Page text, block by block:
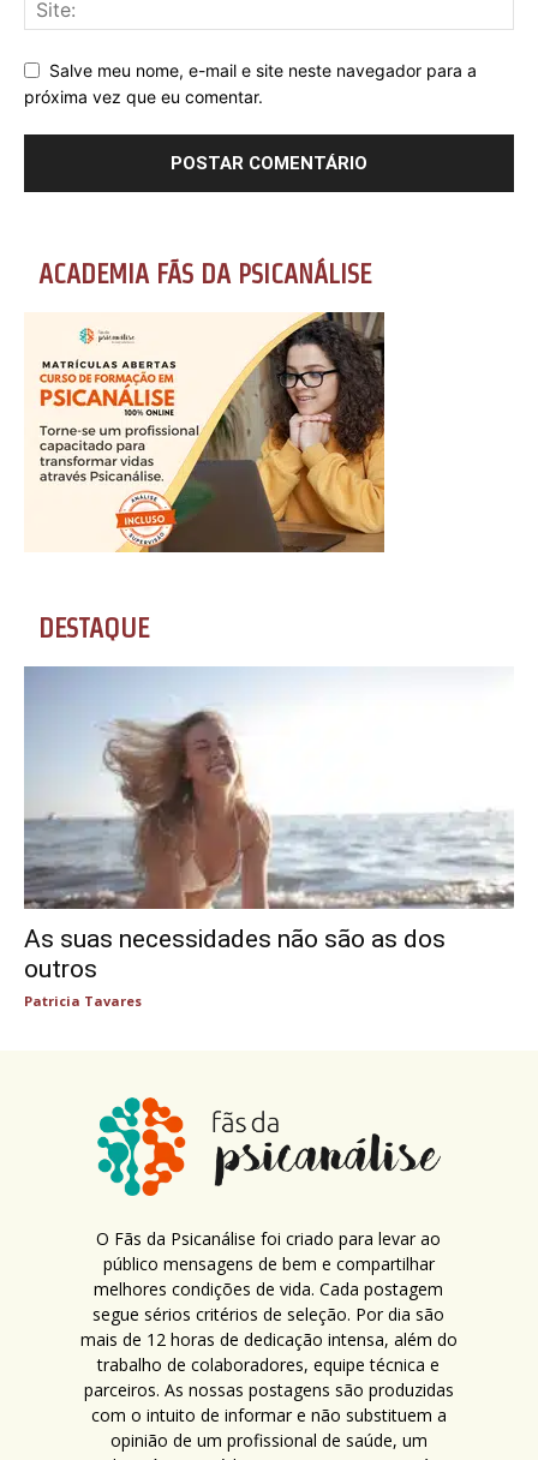
Salve meu nome, e-mail e site neste navegador para a
próxima vez que eu comentar.
ACADEMIA FÃS DA PSICANÁLISE
DESTAQUE
As suas necessidades não são as dos
outros
Patricia Tavares
O Fãs da Psicanálise foi criado para levar ao
público mensagens de bem e compartilhar
melhores condições de vida. Cada postagem
segue sérios critérios de seleção. Por dia são
mais de 12 horas de dedicação intensa, além do
trabalho de colaboradores, equipe técnica e
parceiros. As nossas postagens são produzidas
com o intuito de informar e não substituem a
opinião de um profissional de saúde, um